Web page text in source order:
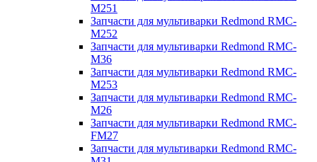
M251
Запчасти для мультиварки Redmond RMC-
M252
Запчасти для мультиварки Redmond RMC-
M36
Запчасти для мультиварки Redmond RMC-
M253
Запчасти для мультиварки Redmond RMC-
M26
Запчасти для мультиварки Redmond RMC-
FM27
Запчасти для мультиварки Redmond RMC-